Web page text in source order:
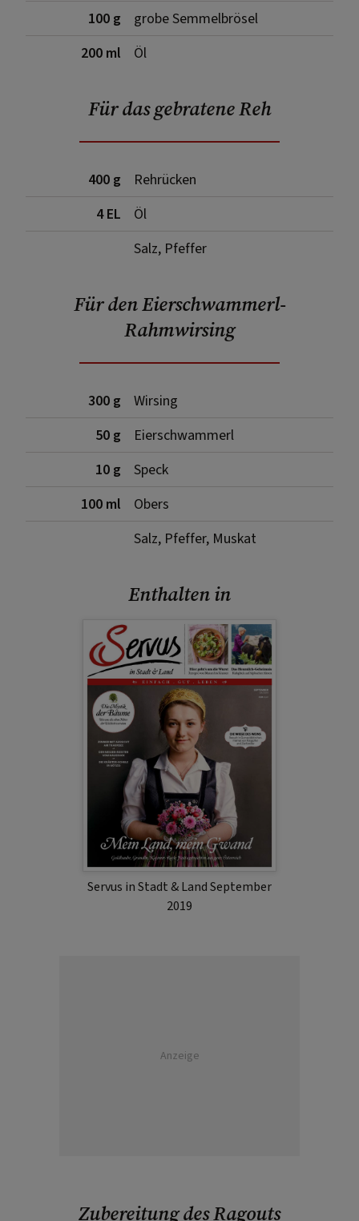
100 g
grobe Semmelbrösel
200 ml
Öl
Für das gebratene Reh
400 g
Rehrücken
4 EL
Öl
Salz, Pfeffer
Für den Eierschwammerl-
Rahmwirsing
300 g
Wirsing
50 g
Eierschwammerl
10 g
Speck
100 ml
Obers
Salz, Pfeffer, Muskat
Enthalten in
Servus in Stadt & Land September
2019
Anzeige
Zubereitung des Ragouts